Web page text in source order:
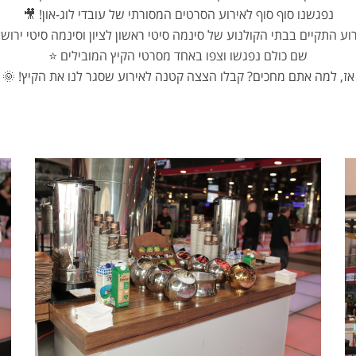
נפגשנו סוף סוף לאירוע הסרטים המסורתי של עובדי לוג-און! 🎥
התקיים בבתי הקולנוע של סינמה סיטי ראשון לציון וסינמה סיטי
שם כולם נפגשו וצפו באחד מסרטי הקיץ המובילים ⭐️
אז, למה אתם מחכים? קבלו הצצה קטנה לאירוע שסגר לנו את הקיץ! 🌞